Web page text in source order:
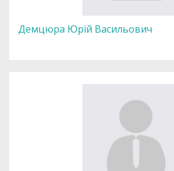
Демцюра Юрій Васильович